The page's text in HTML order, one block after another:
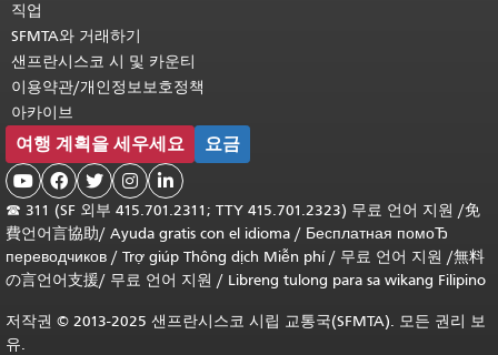
직업
SFMTA와 거래하기
샌프란시스코 시 및 카운티
이용약관/개인정보보호정책
아카이브
여행 계획을 세우세요 요금
    
☎ 311 (SF 외부 415.701.2311; TTY 415.701.2323) 무료 언어 지원 /免
費언어言協助/ Ayuda gratis con el idioma / Бесплатная помоЂ
переводчиков / Trợ giúp Thông dịch Miễn phí/ 무료 언어 지원 /無料
の言언어支援/ 무료 언어 지원 / Libreng tulong para sa wikang Filipino
저작권 © 2013-2025 샌프란시스코 시립 교통국(SFMTA). 모든 권리 보
유.